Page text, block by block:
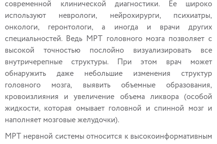
современной клинической диагностики. Ее широко
используют неврологи, нейрохирурги, психиатры,
онкологи, геронтологи, а иногда и врачи других
специальностей. Ведь МРТ головного мозга позволяет с
высокой точностью послойно визуализировать все
внутричерепные структуры. При этом врач может
обнаружить даже небольшие изменения структур
головного мозга, выявить объемные образования,
кровоизлияния и увеличение объема ликвора (особой
жидкости, которая омывает головной и спинной мозг и
наполняет мозговые желудочки).
МРТ нервной системы относится к высокоинформативным